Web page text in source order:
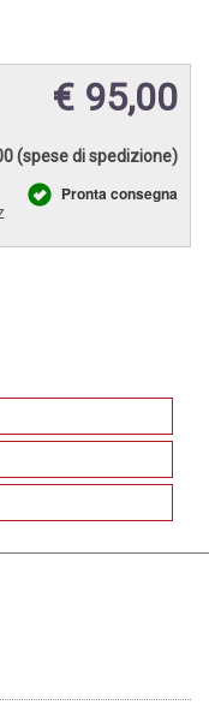
€ 95,00
(spese di spedizione)
Pronta consegna